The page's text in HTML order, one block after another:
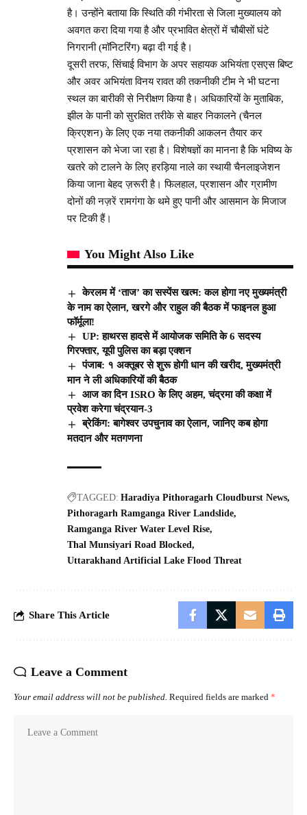
है। उन्होंने बताया कि स्थिति की गंभीरता से जिला मुख्यालय को
अवगत करा दिया गया है और प्रभावित क्षेत्रों में चौबीसों घंटे
निगरानी (मॉनिटरिंग) बढ़ा दी गई है।
दूसरी तरफ, सिंचाई विभाग के अपर सहायक अभियंता एसएस बिष्ट
और अवर अभियंता विनय रावत की तकनीकी टीम ने भी घटना
स्थल का बारीकी से निरीक्षण किया है। अधिकारियों के मुताबिक,
झील के पानी को सुरक्षित तरीके से बाहर निकालने (चैनल
क्रिएशन) के लिए एक नया तकनीकी आकलन तैयार कर
प्रशासन को भेजा जा रहा है। विशेषज्ञों का मानना है कि भविष्य के
खतरे को टालने के लिए हरड़िया नाले का स्थायी चैनलाइजेशन
किया जाना बेहद ज़रूरी है। फिलहाल, प्रशासन और ग्रामीण
दोनों की नज़रें रामगंगा के थमे हुए पानी और आसमान के मिजाज
पर टिकी हैं।
You Might Also Like
केरलम में ‘ताज’ का सस्पेंस खत्म: कल होगा नए मुख्यमंत्री
के नाम का ऐलान, खरगे और राहुल की बैठक में फाइनल हुआ
फॉर्मूला!
UP: हाथरस हादसे में आयोजक समिति के 6 सदस्य
गिरफ्तार, यूपी पुलिस का बड़ा एक्शन
पंजाब: १ अक्तूबर से शुरू होगी धान की खरीद, मुख्यमंत्री
मान ने ली अधिकारियों की बैठक
आज का दिन ISRO के लिए अहम, चंद्रमा की कक्षा में
प्रवेश करेगा चंद्रयान-3
ब्रेकिंग: बागेश्वर उपचुनाव का ऐलान, जानिए कब होगा
मतदान और मतगणना
TAGGED: Haradiya Pithoragarh Cloudburst News
Pithoragarh Ramganga River Landslide
Ramganga River Water Level Rise
Thal Munsiyari Road Blocked
Uttarakhand Artificial Lake Flood Threat
Share This Article
Leave a Comment
Your email address will not be published. Required fields are marked *